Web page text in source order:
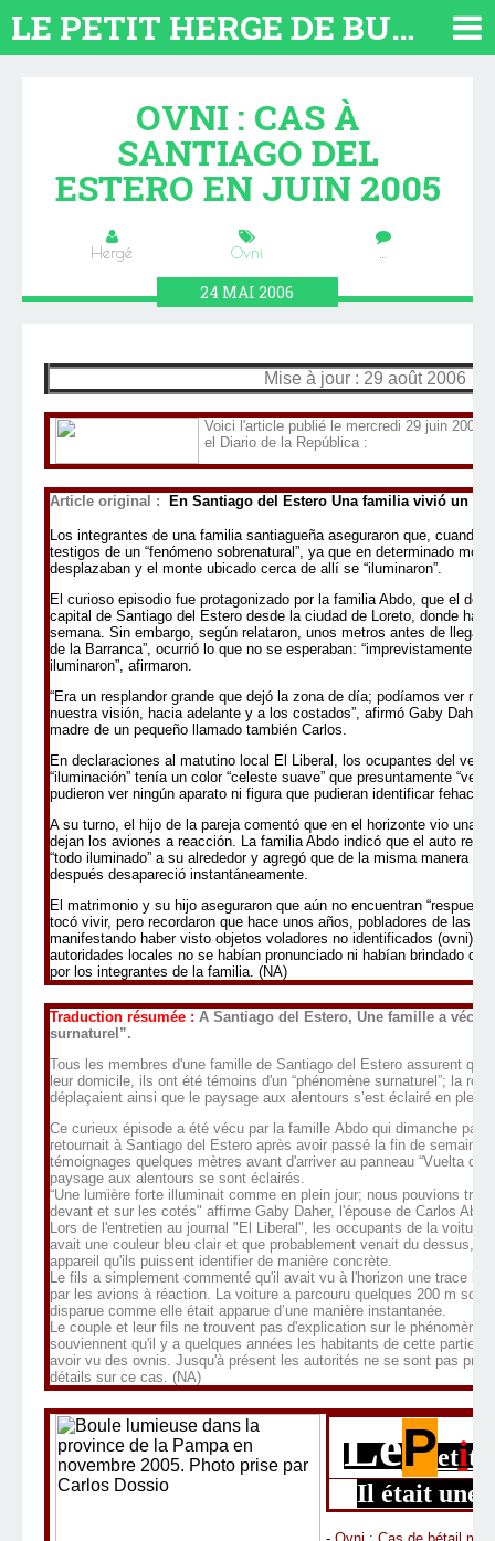
LE PETIT HERGE DE BUENOS AIRES 2026. TOUT SUR L'ARGENTINE
OVNI : CAS À
SANTIAGO DEL
ESTERO EN JUIN 2005
Hergé Ovni …
24 MAI2006
Mise à jour : 29 août 2006
Voici l'article publié le mercredi 29 juin 2005
el Diario de la República :
Article original : En Santiago del Estero Una familia vivió un
Los integrantes de una familia santiagueña aseguraron que, cuando
testigos de un “fenómeno sobrenatural”, ya que en determinado
desplazaban y el monte ubicado cerca de allí se “iluminaron”.
El curioso episodio fue protagonizado por la familia Abdo, que el
capital de Santiago del Estero desde la ciudad de Loreto, donde
semana. Sin embargo, según relataron, unos metros antes de llegar
de la Barranca”, ocurrió lo que no se esperaban: “imprevistamente
iluminaron”, afirmaron.
“Era un resplandor grande que dejó la zona de día; podíamos ver
nuestra visión, hacia adelante y a los costados”, afirmó Gaby Daher,
madre de un pequeño llamado también Carlos.
En declaraciones al matutino local El Liberal, los ocupantes del
“iluminación” tenía un color “celeste suave” que presuntamente
pudieron ver ningún aparato ni figura que pudieran identificar
A su turno, el hijo de la pareja comentó que en el horizonte vio una
dejan los aviones a reacción. La familia Abdo indicó que el auto
“todo iluminado” a su alrededor y agregó que de la misma manera
después desapareció instantáneamente.
El matrimonio y su hijo aseguraron que aún no encuentran
tocó vivir, pero recordaron que hace unos años, pobladores de las
manifestando haber visto objetos voladores no identificados (ovni).
autoridades locales no se habían pronunciado ni habían brindado
por los integrantes de la familia. (NA)
Traduction résumée : A Santiago del Estero, Une famille a vécu
surnaturel”.
Tous les membres d'une famille de Santiago del Estero assurent
leur domicile, ils ont été témoins d'un “phénomène surnaturel”; la
déplaçaient ainsi que le paysage aux alentours s’est éclairé en
Ce curieux épisode a été vécu par la famille Abdo qui dimanche
retournait à Santiago del Estero après avoir passé la fin de semaine
témoignages quelques mètres avant d'arriver au panneau “Vuelta de
paysage aux alentours se sont éclairés.
“Une lumière forte illuminait comme en plein jour; nous pouvions
devant et sur les cotés" affirme Gaby Daher, l'épouse de Carlos
Lors de l'entretien au journal "El Liberal", les occupants de la voiture
avait une couleur bleu clair et que probablement venait du dessus,
appareil qu'ils puissent identifier de manière concrète.
Le fils a simplement commenté qu'il avait vu à l'horizon une trace
par les avions à réaction. La voiture a parcouru quelques 200 m
disparue comme elle était apparue d’une manière instantanée.
Le couple et leur fils ne trouvent pas d'explication sur le phénomène
souviennent qu'il y a quelques années les habitants de cette partie
avoir vu des ovnis. Jusqu'à présent les autorités ne se sont pas
détails sur ce cas. (NA)
LePetit
Il était une